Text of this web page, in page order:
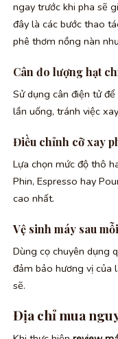
ngay trước khi pha sẽ
đây là các bước thao
phê thơm nồng nàn
Cân đo lượng hạt
Sử dụng cân điện tử
lần uống, tránh việc
Điều chỉnh cỡ xay
Lựa chọn mức độ thô
Phin, Espresso hay
cao nhất.
Vệ sinh máy sau
Dùng cọ chuyên dụng
đảm bảo hương vị của
sẽ.
Địa chỉ mua